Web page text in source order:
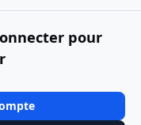
pour